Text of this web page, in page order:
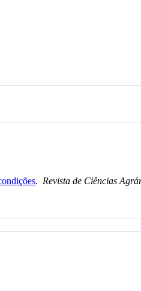
. Revista de Ciências